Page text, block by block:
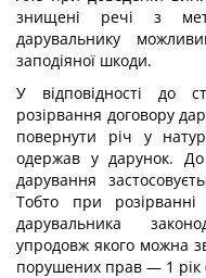
знищені речі з
дарувальнику
заподіяної шкоди.
У відповідності до
розірвання договору
повернути річ у
одержав у дарунок.
дарування
Тобто при
дарувальника
упродовж якого можна
порушених прав — 1 рік